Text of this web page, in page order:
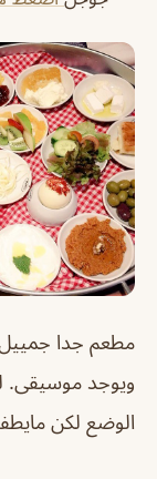
مطعم جدا
ويوجد
الوضع لكن